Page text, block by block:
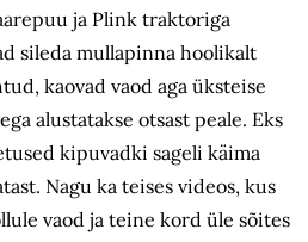
ja Plink traktoriga
sileda mullapinna hoolikalt
kaovad vaod aga üksteise
alustatakse otsast peale. Eks
kipuvadki sageli käima
Nagu ka teises videos, kus
vaod ja teine kord üle sõites